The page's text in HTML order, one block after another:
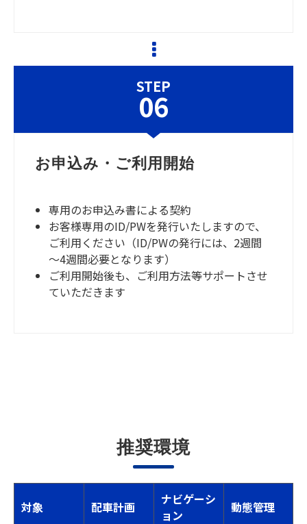
STEP
06
お申込み・ご利用開始
専用のお申込み書による契約
お客様専用のID/PWを発行いたしますので、
ご利用ください（ID/PWの発行には、2週間
～4週間必要となります）
ご利用開始後も、ご利用方法等サポートさせ
ていただきます
推奨環境
対象 配車計画
ナビゲーシ
ョン
動態管理